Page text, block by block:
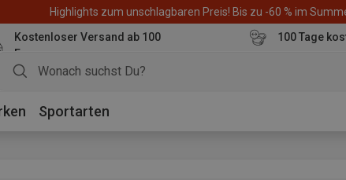
Highlights zum unschlagbaren Preis! Bis zu -60 % im
Kostenloser Versand ab 100
Euro
100 Tage
Sportarten